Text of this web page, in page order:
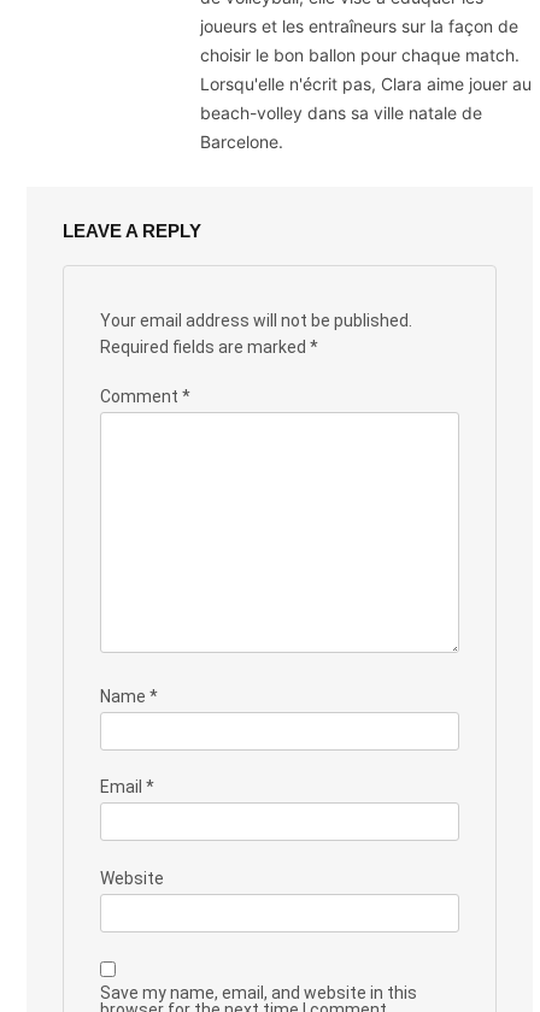
joueurs et les entraîneurs sur la façon de
choisir le bon ballon pour chaque match.
Lorsqu'elle n'écrit pas, Clara aime jouer au
beach-volley dans sa ville natale de
Barcelone.
LEAVE A REPLY
Your email address will not be published.
Required fields are marked*
Comment*
Name*
Email*
Website
Save my name, email, and website in this